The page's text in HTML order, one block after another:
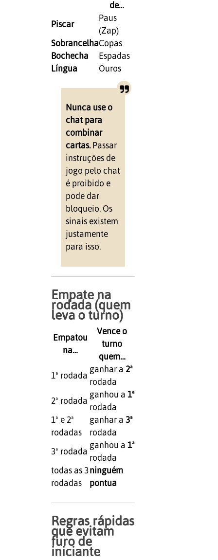
de…
Piscar
Paus
(Zap)
SobrancelhaCopas
Bochecha
Espadas
Língua
Ouros
Nunca use o
chat para
combinar
cartas.Passar
instruções de
jogo pelo chat
é proibido e
pode dar
bloqueio. Os
sinais existem
justamente
para isso.
Empate na
rodada (quem
leva o turno)
Empatou
na…
Vence o
turno
quem…
1ª rodada
ganhar a 2ª
rodada
2ª rodada
ganhou a 1ª
rodada
1ª e 2ª
rodadas
ganhar a 3ª
rodada
3ª rodada
ganhou a 1ª
rodada
todas as 3
rodadas
ninguém
pontua
Regras rápidas
que evitam
furo de
iniciante